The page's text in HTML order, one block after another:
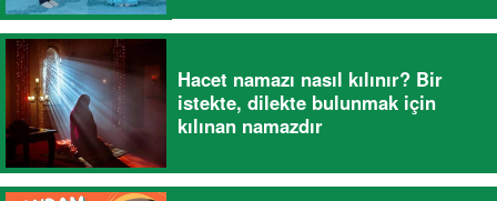
Hacet namazı nasıl kılınır? Bir
istekte, dilekte bulunmak için
kılınan namazdır